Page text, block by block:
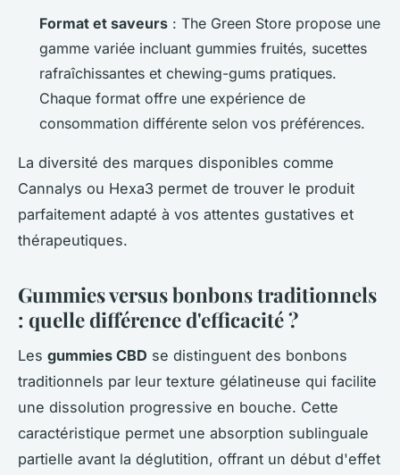
Format et saveurs : The Green Store propose une
gamme variée incluant gummies fruités, sucettes
rafraîchissantes et chewing-gums pratiques.
Chaque format offre une expérience de
consommation différente selon vos préférences.
La diversité des marques disponibles comme
Cannalys ou Hexa3 permet de trouver le produit
parfaitement adapté à vos attentes gustatives et
thérapeutiques.
Gummies versus bonbons traditionnels
: quelle différence d'efficacité ?
Les gummies CBD se distinguent des bonbons
traditionnels par leur texture gélatineuse qui facilite
une dissolution progressive en bouche. Cette
caractéristique permet une absorption sublinguale
partielle avant la déglutition, offrant un début d'effet